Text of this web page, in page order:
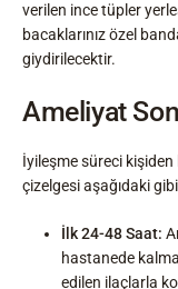
verilen ince tüpler
bacaklarınız özel
giydirilecektir.
Ameliyat
İyileşme süreci
çizelgesi aşağıdaki
İlk 24-48 Saat:
hastanede
edilen ilaçlarla